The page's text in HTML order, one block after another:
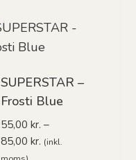
SUPERSTAR –
Frosti Blue
55,00 kr. –
85,00 kr. Prisinterval:
(inkl.